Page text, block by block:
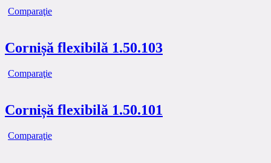
Comparaţie
Cornișă flexibilă 1.50.103
Comparaţie
Cornișă flexibilă 1.50.101
Comparaţie